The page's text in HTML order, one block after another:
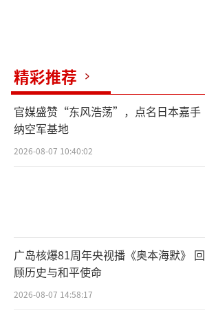
精彩推荐
官媒盛赞“东风浩荡”，点名日本嘉手
纳空军基地
2026-08-07 10:40:02
广岛核爆81周年央视播《奥本海默》 回
顾历史与和平使命
2026-08-07 14:58:17